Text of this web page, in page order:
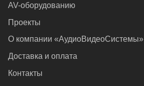
AV-оборудованию
Проекты
О компании «АудиоВидеоСистемы»
Доставка и оплата
Контакты